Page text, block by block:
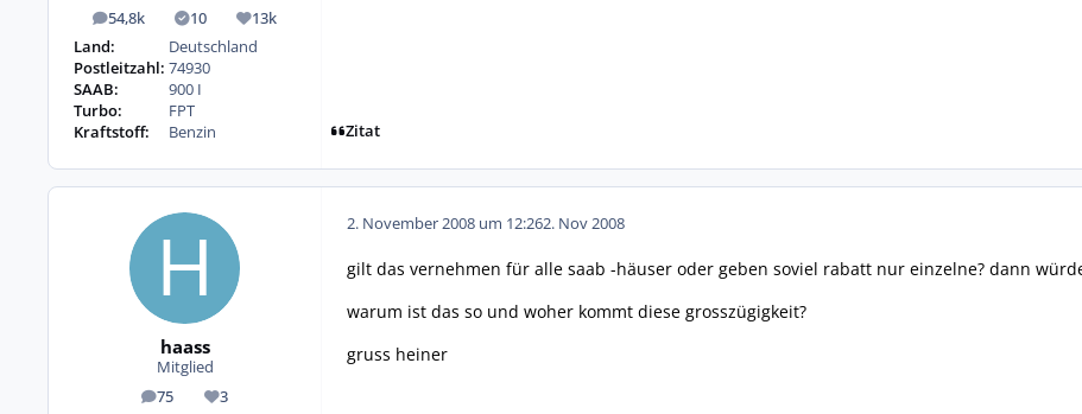
54,8k
Beiträge 10
Lösungen13k
Reputation
Land:
Deutschland
Postleitzahl: 74930
SAAB:
900 I
Turbo:
FPT
Kraftstoff:
Benzin Zitat
haass
Mitglied
75
Beiträge 3
Reputation
2. November 2008 um 12:262. Nov 2008
gilt das vernehmen für alle saab -häuser oder geben soviel rabatt nur einzelne? dann
warum ist das so und woher kommt diese grosszügigkeit?
gruss heiner